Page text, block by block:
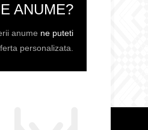
ANUME?
anume ne puteti
personalizata.